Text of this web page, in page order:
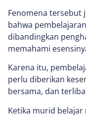
Fenomena tersebut
bahwa
dibandingkan
memahami
Karena itu,
perlu diberikan
bersama, dan
Ketika murid